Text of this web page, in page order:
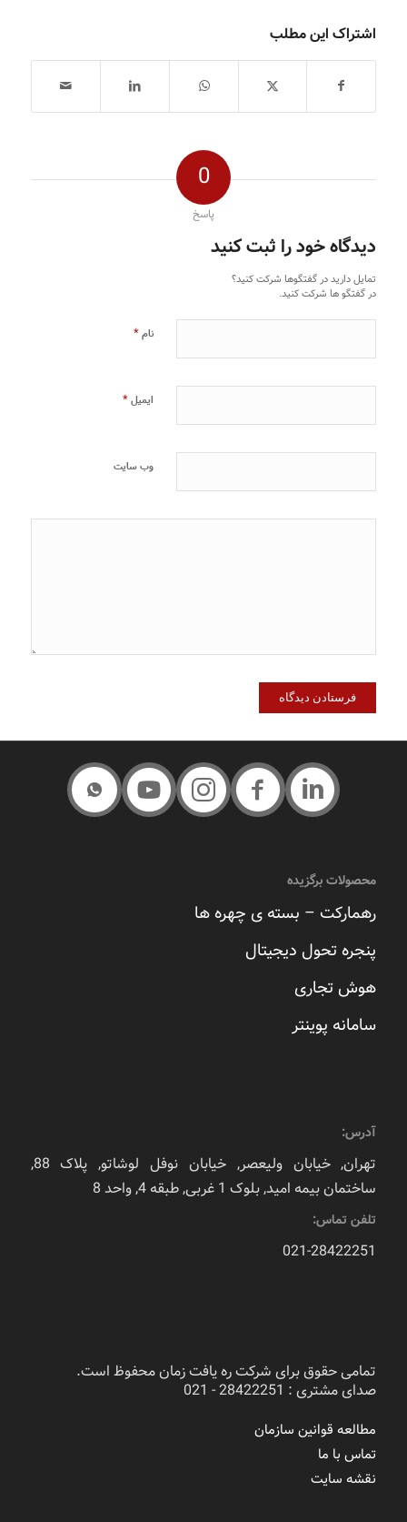
اشتراک این مطلب
0
پاسخ
دیدگاه خود را ثبت کنید
تمایل دارید در گفتگوها شرکت کنید؟
در گفتگو ها شرکت کنید.
نام*
ایمیل*
وب‌ سایت
محصولات برگزیده
رهمارکت – بسته ی چهره ها
پنجره تحول دیجیتال
هوش تجاری
سامانه پوینتر
آدرس:
تهران, خیابان ولیعصر, خیابان نوفل لوشاتو, پلاک 88,
ساختمان بیمه امید, بلوک 1 غربی, طبقه 4, واحد 8
تلفن تماس:
021-28422251
تمامی حقوق برای شرکت ره یافت زمان محفوظ است.
صدای مشتری : 28422251 - 021
مطالعه قوانین سازمان
تماس با ما
نقشه سایت